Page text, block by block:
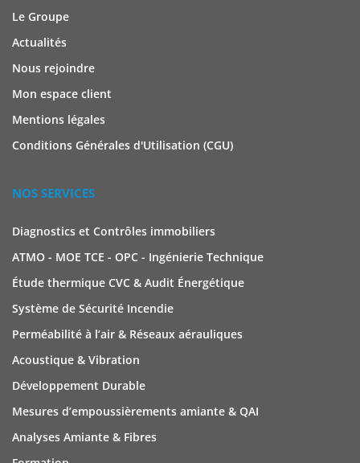
Le Groupe
Actualités
Nous rejoindre
Mon espace client
Mentions légales
Conditions Générales d'Utilisation (CGU)
NOS SERVICES
Diagnostics et Contrôles immobiliers
ATMO - MOE TCE - OPC - Ingénierie Technique
Étude thermique CVC & Audit Énergétique
Système de Sécurité Incendie
Perméabilité à l’air & Réseaux aérauliques
Acoustique & Vibration
Développement Durable
Mesures d’empoussièrements amiante & QAI
Analyses Amiante & Fibres